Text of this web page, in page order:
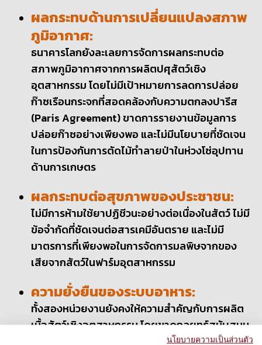
ผลกระทบด้านการเปลี่ยนแปลงสภาพ
ภูมิอากาศ:
ธนาคารโลกยังละเลยการจัดการผลกระทบต่อ
สภาพภูมิอากาศจากการผลิตปศุสัตว์เชิง
อุตสาหกรรม โดยไม่มีเป้าหมายการลดการปล่อย
ก๊าซเรือนกระจกที่สอดคล้องกับความตกลงปารีส
(Paris Agreement) ขาดการรายงานข้อมูลการ
ปล่อยก๊าซอย่างเพียงพอ และไม่มีนโยบายที่ชัดเจน
ในการป้องกันการตัดไม้ทำลายป่าในห่วงโซ่อุปทาน
ด้านการเกษตร
ผลกระทบต่อสุขภาพของประชาชน:
ไม่มีการห้ามใช้ยาปฏิชีวนะอย่างต่อเนื่องในสัตว์ ไม่มี
ข้อจำกัดที่ชัดเจนต่อสารเคมีอันตราย และไม่มี
มาตรการที่เพียงพอในการจัดการมลพิษจากของ
เสียจากสัตว์ในฟาร์มอุตสาหกรรม
ความยั่งยืนของระบบอาหาร:
ทั้งสองหน่วยงานยังคงให้ความสำคัญกับการผลิต
เนื้อสัตว์เชิงอุตสาหกรรม โดยขาดกลยุทธ์สนับสนุน
ระบบอาหารจากพืชหรือระบบอาหารในท้องถิ่น การ
นโยบายความเป็นส่วนตัว